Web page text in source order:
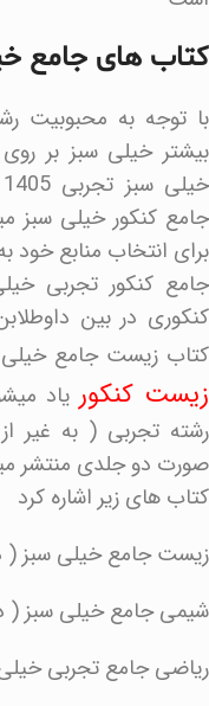
کتاب های جامع
با توجه به محبوبیت
بیشتر خیلی سبز بر
جامع کنکور خیلی سبز
برای انتخاب منابع خود
جامع کنکور تجربی
کنکوری در بین
کتاب زیست جامع خیلی
زیست کنکور یاد
رشته تجربی ( به غیر
صورت دو جلدی منتشر
کتاب های زیر اشاره کرد
زیست جامع خیلی سبز
شیمی جامع خیلی سبز (
ریاضی جامع تجربی